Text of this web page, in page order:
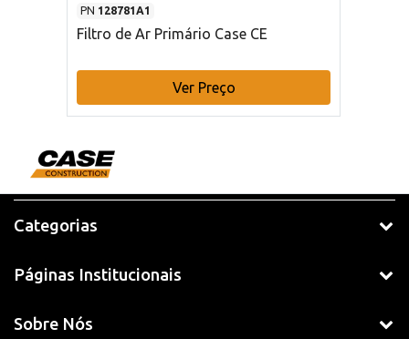
PN 128781A1
Filtro de Ar Primário Case CE
Ver Preço
Categorias
Páginas Institucionais
Sobre Nós